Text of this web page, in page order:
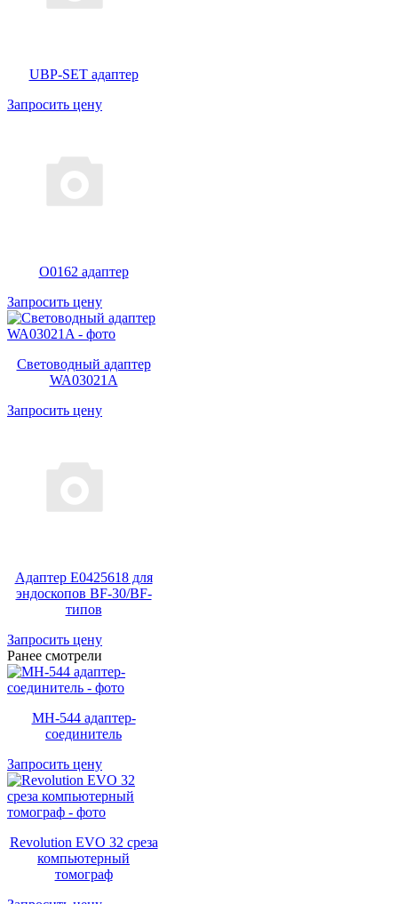
UBP-SET адаптер
Запросить цену
O0162 адаптер
Запросить цену
Световодный адаптер
WA03021A
Запросить цену
Адаптер E0425618 для
эндоскопов BF-30/BF-
типов
Запросить цену
Ранее смотрели
MH-544 адаптер-
соединитель
Запросить цену
Revolution EVO 32 среза
компьютерный
томограф